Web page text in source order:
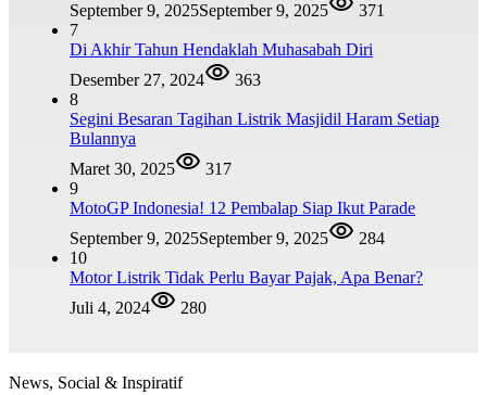
September 9, 2025September 9, 2025
371
7
Di Akhir Tahun Hendaklah Muhasabah Diri
Desember 27, 2024
363
8
Segini Besaran Tagihan Listrik Masjidil Haram Setiap
Bulannya
Maret 30, 2025
317
9
MotoGP Indonesia! 12 Pembalap Siap Ikut Parade
September 9, 2025September 9, 2025
284
10
Motor Listrik Tidak Perlu Bayar Pajak, Apa Benar?
Juli 4, 2024
280
News, Social & Inspiratif